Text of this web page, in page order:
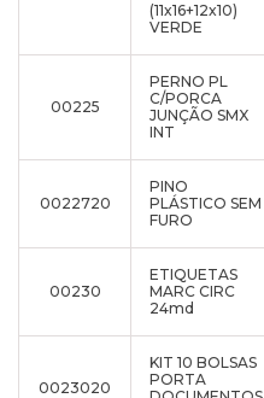
(11x16+12x10)
VERDE
00225
PERNO PL
C/PORCA
JUNÇÃO SMX
INT
0022720
PINO
PLÁSTICO SEM
FURO
00230
ETIQUETAS
MARC CIRC
24md
0023020
KIT 10 BOLSAS
PORTA